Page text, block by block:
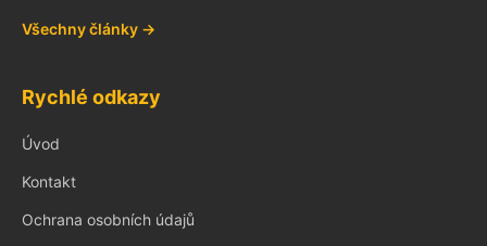
Všechny články →
Rychlé odkazy
Úvod
Kontakt
Ochrana osobních údajů